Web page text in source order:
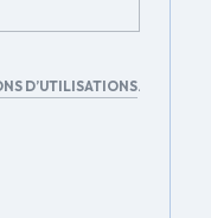
D’UTILISATIONS.